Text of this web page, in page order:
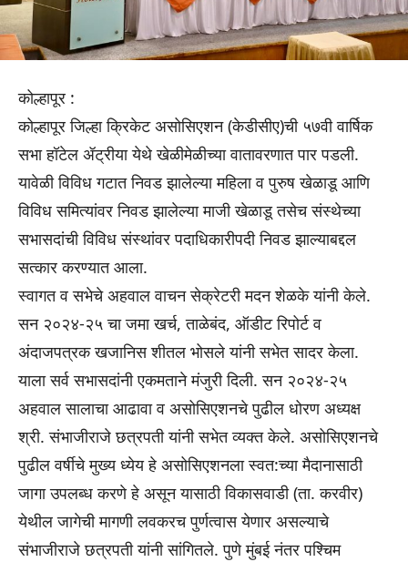
कोल्हापूर :
कोल्हापूर जिल्हा क्रिकेट असोसिएशन (केडीसीए)ची ५७वी वार्षिक
सभा हॉटेल ॲट्रीया येथे खेळीमेळीच्या वातावरणात पार पडली.
यावेळी विविध गटात निवड झालेल्या महिला व पुरुष खेळाडू आणि
विविध समित्यांवर निवड झालेल्या माजी खेळाडू तसेच संस्थेच्या
सभासदांची विविध संस्थांवर पदाधिकारीपदी निवड झाल्याबद्दल
सत्कार करण्यात आला.
स्वागत व सभेचे अहवाल वाचन सेक्रेटरी मदन शेळके यांनी केले.
सन २०२४-२५ चा जमा खर्च, ताळेबंद, ऑडीट रिपोर्ट व
अंदाजपत्रक खजानिस शीतल भोसले यांनी सभेत सादर केला.
याला सर्व सभासदांनी एकमताने मंजुरी दिली. सन २०२४-२५
अहवाल सालाचा आढावा व असोसिएशनचे पुढील धोरण अध्यक्ष
श्री. संभाजीराजे छत्रपती यांनी सभेत व्यक्त केले. असोसिएशनचे
पुढील वर्षीचे मुख्य ध्येय हे असोसिएशनला स्वत:च्या मैदानासाठी
जागा उपलब्ध करणे हे असून यासाठी विकासवाडी (ता. करवीर)
येथील जागेची मागणी लवकरच पुर्णत्वास येणार असल्याचे
संभाजीराजे छत्रपती यांनी सांगितले. पुणे मुंबई नंतर पश्चिम